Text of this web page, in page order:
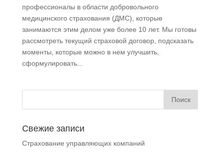
профессионалы в области добровольного
медицинского страхования (ДМС), которые
занимаются этим делом уже более 10 лет. Мы готовы
рассмотреть текущий страховой договор, подсказать
моменты, которые можно в нем улучшить,
сформулировать...
Свежие записи
Страхование управляющих компаний